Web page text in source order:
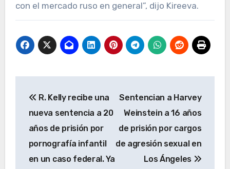
con el mercado ruso en general”, dijo Kireeva.
de
entradas
R. Kelly recibe una
nueva sentencia a 20
años de prisión por
pornografía infantil
en un caso federal. Ya
Sentencian a Harvey
Weinstein a 16 años
de prisión por cargos
de agresión sexual en
Los Ángeles